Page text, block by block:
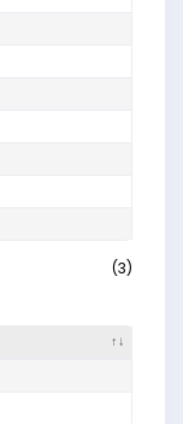
(3)